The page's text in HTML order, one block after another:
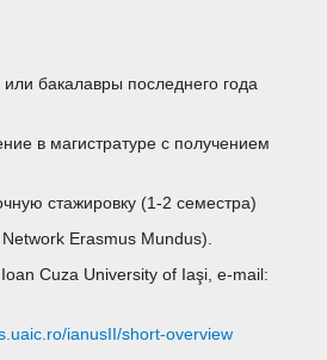
бакалавры последнего года
в магистратуре с получением
стажировку (1-2 семестра)
Erasmus Mundus).
Cuza University of Iaşi, e-mail:
ianusII/short-overview